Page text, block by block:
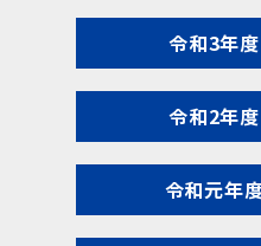
令和3年度
令和2年度
令和元年